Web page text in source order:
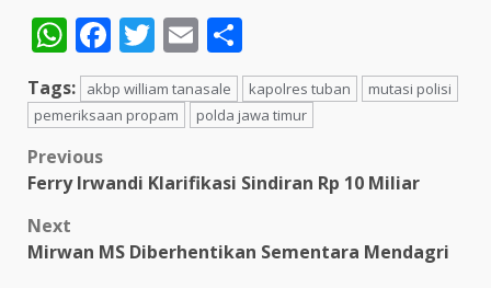
WhatsApp
Facebook
Twitter
Email
Tags: akbp william tanasale kapolres tuban
mutasi polisi
pemeriksaan propam
polda jawa timur
Post
navigation
Previous
Ferry Irwandi Klarifikasi Sindiran Rp 10 Miliar
Next
Mirwan MS Diberhentikan Sementara Mendagri